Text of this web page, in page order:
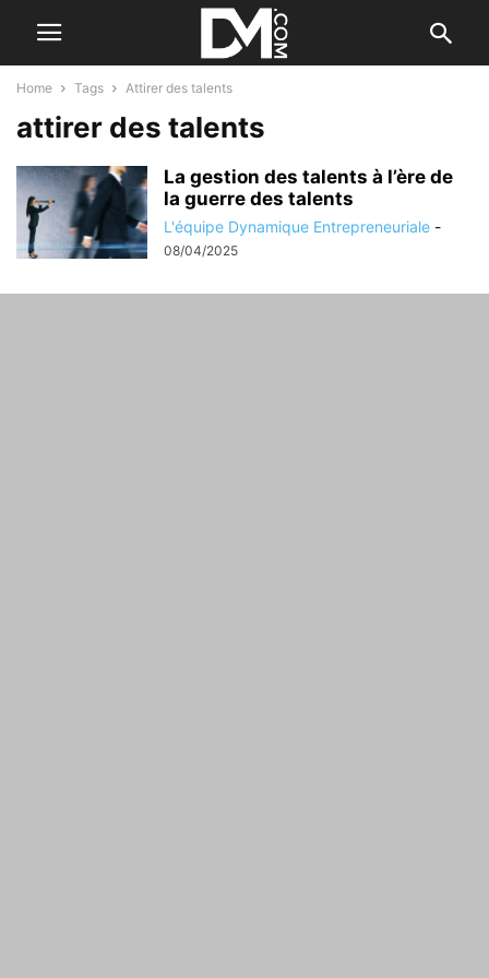
Home Tags Attirer des talents
attirer des talents
La gestion des talents à l’ère de
la guerre des talents
L'équipe Dynamique Entrepreneuriale -
08/04/2025